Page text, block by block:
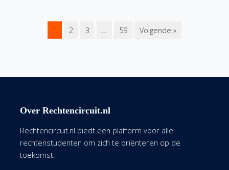
1 2 3 … 59 Volgende »
Over Rechtencircuit.nl
Rechtencircuit.nl biedt een platform voor alle
rechtenstudenten om zich te oriënteren op de
toekomst.